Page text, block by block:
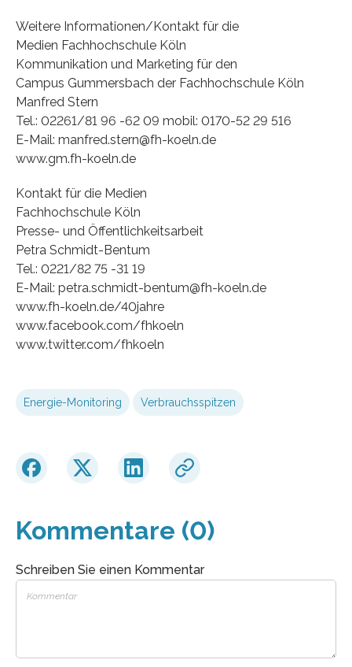
Weitere Informationen/Kontakt für die
Medien Fachhochschule Köln
Kommunikation und Marketing für den
Campus Gummersbach der Fachhochschule Köln
Manfred Stern
Tel.: 02261/81 96 -62 09 mobil: 0170-52 29 516
E-Mail: manfred.stern@fh-koeln.de
www.gm.fh-koeln.de
Kontakt für die Medien
Fachhochschule Köln
Presse- und Öffentlichkeitsarbeit
Petra Schmidt-Bentum
Tel.: 0221/82 75 -31 19
E-Mail: petra.schmidt-bentum@fh-koeln.de
www.fh-koeln.de/40jahre
www.facebook.com/fhkoeln
www.twitter.com/fhkoeln
Energie-Monitoring Verbrauchsspitzen
Kommentare (0)
Schreiben Sie einen Kommentar